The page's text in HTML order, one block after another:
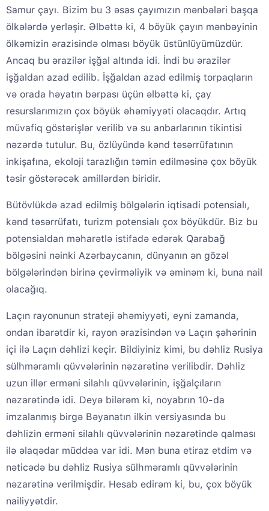
Samur çayı. Bizim bu 3 əsas çayımızın mənbələri başqa
ölkələrdə yerləşir. Əlbəttə ki, 4 böyük çayın mənbəyinin
ölkəmizin ərazisində olması böyük üstünlüyümüzdür.
Ancaq bu ərazilər işğal altında idi. İndi bu ərazilər
işğaldan azad edilib. İşğaldan azad edilmiş torpaqların
və orada həyatın bərpası üçün əlbəttə ki, çay
resurslarımızın çox böyük əhəmiyyəti olacaqdır. Artıq
müvafiq göstərişlər verilib və su anbarlarının tikintisi
nəzərdə tutulur. Bu, özlüyündə kənd təsərrüfatının
inkişafına, ekoloji tarazlığın təmin edilməsinə çox böyük
təsir göstərəcək amillərdən biridir.
Bütövlükdə azad edilmiş bölgələrin iqtisadi potensialı,
kənd təsərrüfatı, turizm potensialı çox böyükdür. Biz bu
potensialdan məharətlə istifadə edərək Qarabağ
bölgəsini nəinki Azərbaycanın, dünyanın ən gözəl
bölgələrindən birinə çevirməliyik və əminəm ki, buna nail
olacağıq.
Laçın rayonunun strateji əhəmiyyəti, eyni zamanda,
ondan ibarətdir ki, rayon ərazisindən və Laçın şəhərinin
içi ilə Laçın dəhlizi keçir. Bildiyiniz kimi, bu dəhliz Rusiya
sülhməramlı qüvvələrinin nəzarətinə verilibdir. Dəhliz
uzun illər erməni silahlı qüvvələrinin, işğalçıların
nəzarətində idi. Deyə bilərəm ki, noyabrın 10-da
imzalanmış birgə Bəyanatın ilkin versiyasında bu
dəhlizin erməni silahlı qüvvələrinin nəzarətində qalması
ilə əlaqədar müddəa var idi. Mən buna etiraz etdim və
nəticədə bu dəhliz Rusiya sülhməramlı qüvvələrinin
nəzarətinə verilmişdir. Hesab edirəm ki, bu, çox böyük
nailiyyətdir.